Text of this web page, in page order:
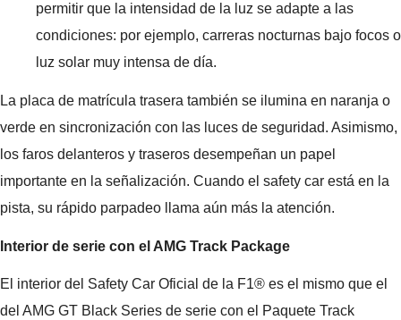
permitir que la intensidad de la luz se adapte a las
condiciones: por ejemplo, carreras nocturnas bajo focos o
luz solar muy intensa de día.
La placa de matrícula trasera también se ilumina en naranja o
verde en sincronización con las luces de seguridad. Asimismo,
los faros delanteros y traseros desempeñan un papel
importante en la señalización. Cuando el safety car está en la
pista, su rápido parpadeo llama aún más la atención.
Interior de serie con el AMG Track Package
El interior del Safety Car Oficial de la F1® es el mismo que el
del AMG GT Black Series de serie con el Paquete Track